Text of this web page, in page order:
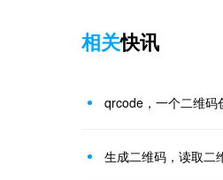
相关快讯
qrcode，一个二维码
生成二维码，读取二